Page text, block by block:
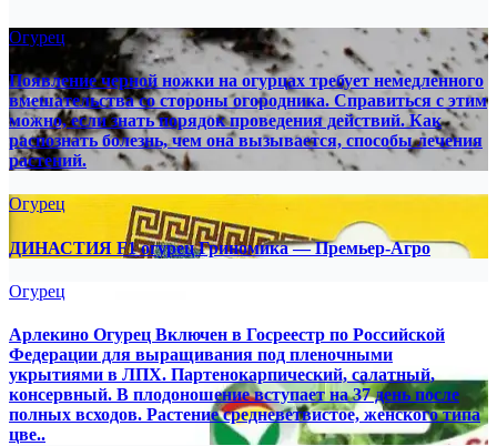
Огурец
Появление черной ножки на огурцах требует немедленного
вмешательства со стороны огородника. Справиться с этим
можно, если знать порядок проведения действий. Как
распознать болезнь, чем она вызывается, способы лечения
растений.
Огурец
ДИНАСТИЯ F1 огурец Гриномика — Премьер-Агро
Огурец
Арлекино Огурец Включен в Госреестр по Российской
Федерации для выращивания под пленочными
укрытиями в ЛПХ. Партенокарпический, салатный,
консервный. В плодоношение вступает на 37 день после
полных всходов. Растение средневетвистое, женского типа
цве..